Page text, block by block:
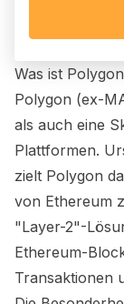
Was ist
Polygon (ex-
als auch eine
Plattformen.
zielt Polygon
von Ethereum
"Layer-2"-
Ethereum-
Transaktionen